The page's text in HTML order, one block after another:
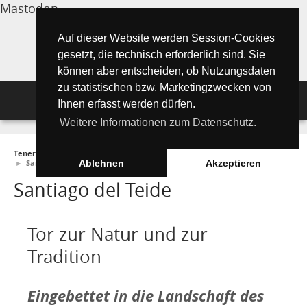
Auf dieser Website werden Session-Cookies
gesetzt, die technisch erforderlich sind. Sie
können aber entscheiden, ob Nutzungsdaten
zu statistischen bzw. Marketingzwecken von
Ihnen erfasst werden dürfen.
Weitere Informationen zum Datenschutz.
Ablehnen Akzeptieren
Mastodon
Navigation
Aktuelle Artikel ►
Tipps für Urlauber
"Must See" - Orte
Geschichte & Geschichten
Tipps für Urlauber
Must See Orte
Santa Cruz de Tenerife
Playa de las Teresitas
Wandern auf Teneriffa
Wissenswertes
Teneriffa Inselmagazin ONLINE
► Santiago del Teide
Santiago del Teide
Tor zur Natur und zur
Tradition
Eingebettet in die Landschaft des